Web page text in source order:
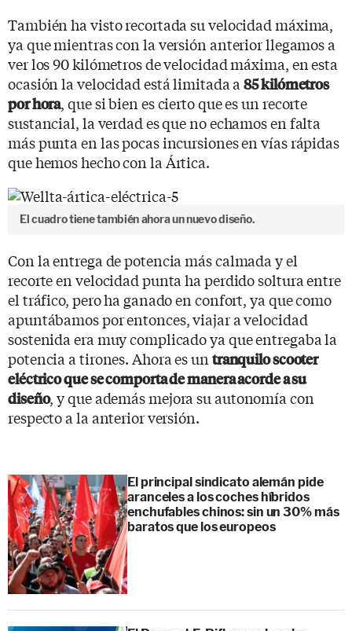
También ha visto recortada su velocidad máxima,
ya que mientras con la versión anterior llegamos a
ver los 90 kilómetros de velocidad máxima, en esta
ocasión la velocidad está limitada a85 kilómetros
por hora, que si bien es cierto que es un recorte
sustancial, la verdad es que no echamos en falta
más punta en las pocas incursiones en vías rápidas
que hemos hecho con la Ártica.
El cuadro tiene también ahora un nuevo diseño.
Con la entrega de potencia más calmada y el
recorte en velocidad punta ha perdido soltura entre
el tráfico, pero ha ganado en confort, ya que como
apuntábamos por entonces, viajar a velocidad
sostenida era muy complicado ya que entregaba la
potencia a tirones. Ahora es un tranquilo scooter
eléctrico que se comporta de manera acorde a su
diseño, y que además mejora su autonomía con
respecto a la anterior versión.
El principal sindicato alemán pide
aranceles a los coches híbridos
enchufables chinos: sin un 30% más
baratos que los europeos